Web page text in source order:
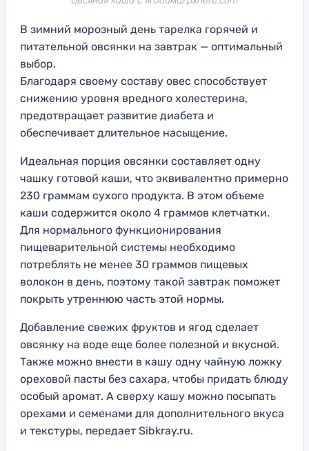
В зимний морозный день тарелка горячей и
питательной овсянки на завтрак — оптимальный
выбор.
Благодаря своему составу овес способствует
снижению уровня вредного холестерина,
предотвращает развитие диабета и
обеспечивает длительное насыщение.
Идеальная порция овсянки составляет одну
чашку готовой каши, что эквивалентно примерно
230 граммам сухого продукта. В этом объеме
каши содержится около 4 граммов клетчатки.
Для нормального функционирования
пищеварительной системы необходимо
потреблять не менее 30 граммов пищевых
волокон в день, поэтому такой завтрак поможет
покрыть утреннюю часть этой нормы.
Добавление свежих фруктов и ягод сделает
овсянку на воде еще более полезной и вкусной.
Также можно внести в кашу одну чайную ложку
ореховой пасты без сахара, чтобы придать блюду
особый аромат. А сверху кашу можно посыпать
орехами и семенами для дополнительного вкуса
и текстуры, передает Sibkray.ru.